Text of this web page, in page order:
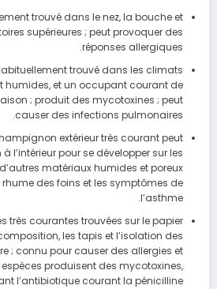
trouvé dans le nez, la bouche et
supérieures ; peut provoquer des
réponses allergiques.
trouvé dans les climats
humides, et un occupant courant de
; produit des mycotoxines ; peut
causer des infections pulmonaires.
extérieur très courant peut
l’intérieur pour se développer sur les
matériaux humides et poreux
des foins et les symptômes de
l’asthme.
très courantes trouvées sur le papier
les tapis et l’isolation des
; connu pour causer des allergies et
produisent des mycotoxines,
l’antibiotique courant la pénicilline.